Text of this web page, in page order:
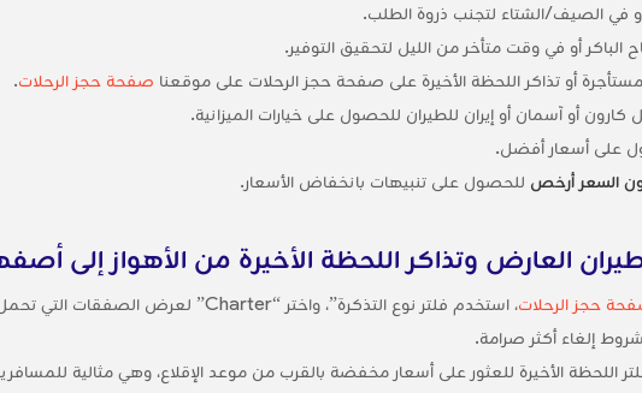
في الصيف/الشتاء لتجنب ذروة الطلب.
الباكر أو في وقت متأخر من الليل لتحقيق التوفير.
أو تذاكر اللحظة الأخيرة على صفحة حجز الرحلات على موقعنا صفحة حجز الرحلات.
أو آسمان أو إيران للطيران للحصول على خيارات الميزانية.
على أسعار أفضل.
السعر أرخص للحصول على تنبيهات بانخفاض الأسعار.
العارض وتذاكر اللحظة الأخيرة من الأهواز إلى
حجز الرحلات
إلغاء أكثر صرامة.
اللحظة الأخيرة للعثور على أسعار مخفضة بالقرب من موعد الإقلاع، وهي مثالية